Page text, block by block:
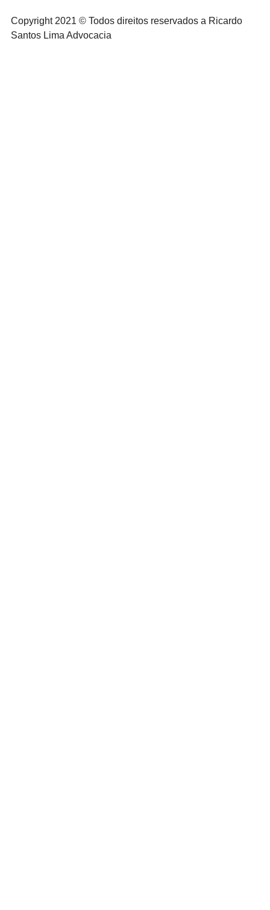
Copyright 2021 © Todos direitos reservados a Ricardo
Santos Lima Advocacia